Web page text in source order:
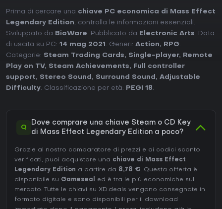
Prima di cercare una chiave PC economica di Mass Effect
Legendary Edition, controlla le informazioni essenziali.
Sviluppato da
BioWare. Pubblicato da Electronic Arts. Data
di uscita su PC: 14 mag 2021 . Generi: Action, RPG.
Categorie: Steam Trading Cards, Single-player,
Remote
Play on TV, Steam Achievements,
Full controller
support, Stereo Sound , Surround Sound , Adjustable
Difficulty. Classificazione per età: PEGI 18.
Q
Dove comprare una chiave Steam o CD Key
di Mass Effect Legendary Edition a poco?
Grazie al nostro comparatore di prezzi e ai codici sconto
verificati, puoi acquistare una chiave di Mass Effect
Legendary Edition a partire da 8,78 €. Questa offerta è
disponibile su Gameseal
ed è tra le più economiche sul
mercato. Tutte le chiavi su XD.deals vengono consegnate in
formato digitale e sono disponibili per il download